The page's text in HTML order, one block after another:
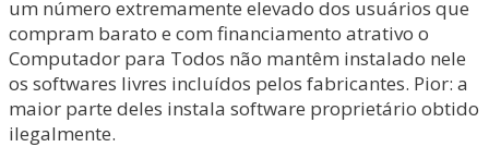
um número extremamente elevado dos usuários que
compram barato e com financiamento atrativo o
Computador para Todos não mantêm instalado nele
os softwares livres incluídos pelos fabricantes. Pior: a
maior parte deles instala software proprietário obtido
ilegalmente.